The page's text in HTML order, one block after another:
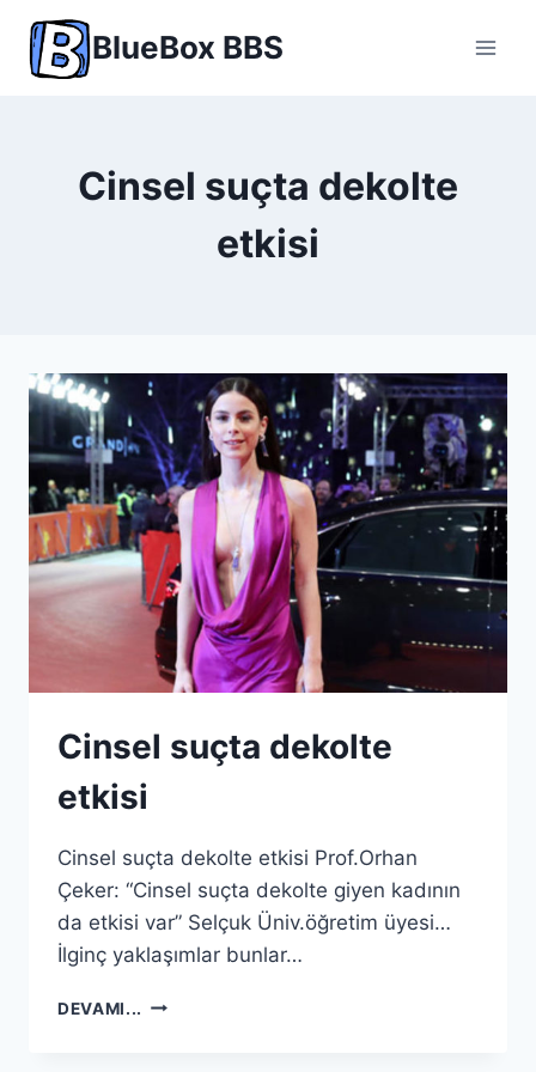
content
BlueBox BBS
Cinsel suçta dekolte
etkisi
Cinsel suçta dekolte
etkisi
Cinsel suçta dekolte etkisi Prof.Orhan
Çeker: “Cinsel suçta dekolte giyen kadının
da etkisi var” Selçuk Üniv.öğretim üyesi…
İlginç yaklaşımlar bunlar…
DEVAMI... CINSEL